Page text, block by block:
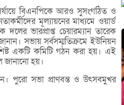
বিএনপিকে আরও সুসংগঠিত ও
মূল্যায়নের মাধ্যমে ওয়ার্ড
ভারপ্রাপ্ত চেয়ারম্যান তারেক
সভায় সর্বসম্মতিক্রমে ইউনিয়ন
একটি কমিটি গঠন করা হয়। এই
জানানো হয়।
পুরো সভা প্রাণবন্ত ও উৎসবমুখর